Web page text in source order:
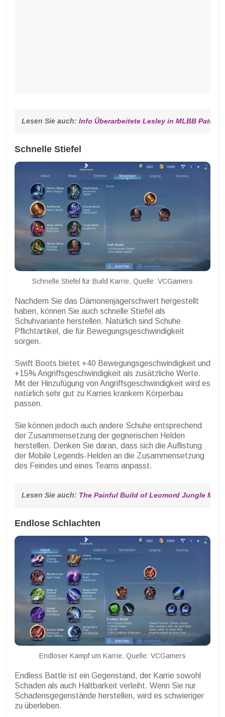
Lesen Sie auch: Info Überarbeitete Lesley in MLBB Patch
Schnelle Stiefel
Schnelle Stiefel für Build Karrie. Quelle: VCGamers
Nachdem Sie das Dämonenjägerschwert hergestellt
haben, können Sie auch schnelle Stiefel als
Schuhvariante herstellen. Natürlich sind Schuhe
Pflichtartikel, die für Bewegungsgeschwindigkeit
sorgen.
Swift Boots bietet +40 Bewegungsgeschwindigkeit und
+15% Angriffsgeschwindigkeit als zusätzliche Werte.
Mit der Hinzufügung von Angriffsgeschwindigkeit wird es
natürlich sehr gut zu Karries krankem Körperbau
passen.
Sie können jedoch auch andere Schuhe entsprechend
der Zusammensetzung der gegnerischen Helden
herstellen. Denken Sie daran, dass sich die Auflistung
der Mobile Legends-Helden an die Zusammensetzung
des Feindes und eines Teams anpasst.
Lesen Sie auch: The Painful Build of Leomord Jungle
Endlose Schlachten
Endloser Kampf um Karrie. Quelle: VCGamers
Endless Battle ist ein Gegenstand, der Karrie sowohl
Schaden als auch Haltbarkeit verleiht. Wenn Sie nur
Schadensgegenstände herstellen, wird es schwieriger
zu überleben.